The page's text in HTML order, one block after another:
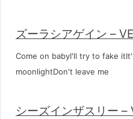
ズーラシアゲイン –
Come on babyI'll try to fake
moonlightDon't leave me
シーズインザスリー –